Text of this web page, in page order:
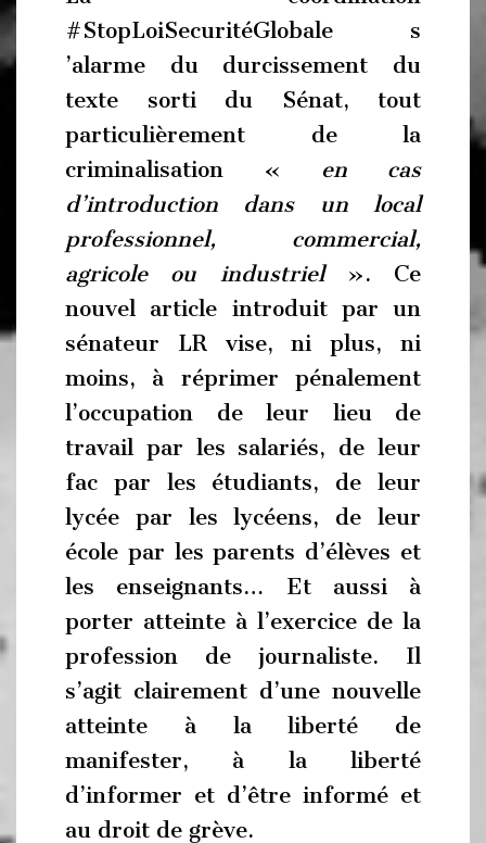
#StopLoiSecuritéGlobale s
’alarme du durcissement du
texte sorti du Sénat, tout
particulièrement de la
criminalisation « en cas
d’introduction dans un local
professionnel, commercial,
agricole ou industriel». Ce
nouvel article introduit par un
sénateur LR vise, ni plus, ni
moins, à réprimer pénalement
l’occupation de leur lieu de
travail par les salariés, de leur
fac par les étudiants, de leur
lycée par les lycéens, de leur
école par les parents d’élèves et
les enseignants… Et aussi à
porter atteinte à l’exercice de la
profession de journaliste. Il
s’agit clairement d’une nouvelle
atteinte à la liberté de
manifester, à la liberté
d’informer et d’être informé et
au droit de grève.